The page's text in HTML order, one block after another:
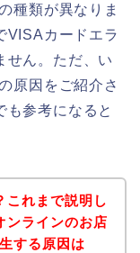
種類が異なりま
VISAカードエラ
せん。ただ、い
原因をご紹介さ
も参考になると
これまで説明し
ンラインのお店
する原因は